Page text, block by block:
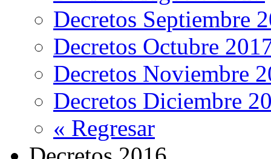
Decretos Septiembre
Decretos Octubre
Decretos Noviembre
Decretos Diciembre
« Regresar